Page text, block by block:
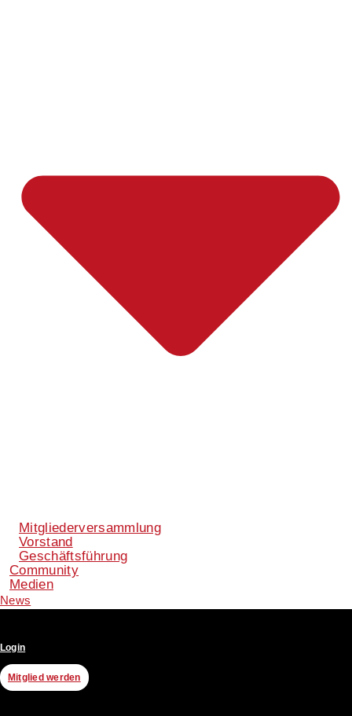
Mitgliederversammlung
Vorstand
Geschäftsführung
Community
Medien
News
Login
Mitglied werden